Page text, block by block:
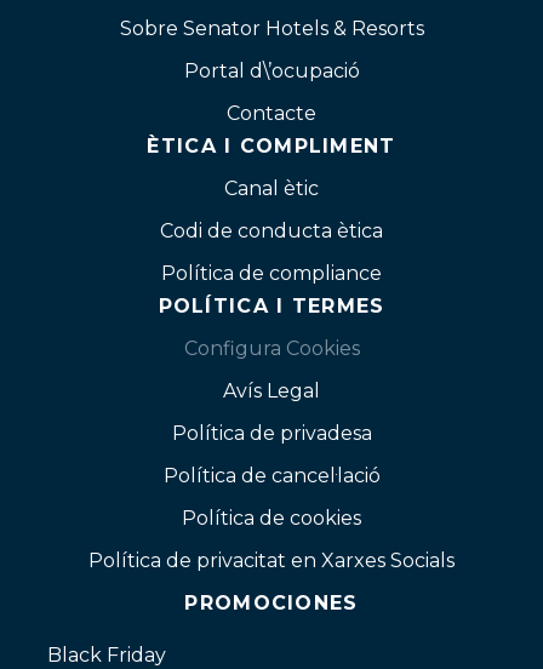
Sobre Senator Hotels & Resorts
Portal d\’ocupació
Contacte
ÈTICA I COMPLIMENT
Canal ètic
Codi de conducta ètica
Política de compliance
POLÍTICA I TERMES
Configura Cookies
Avís Legal
Política de privadesa
Política de cancel·lació
Política de cookies
Política de privacitat en Xarxes Socials
PROMOCIONES
Black Friday